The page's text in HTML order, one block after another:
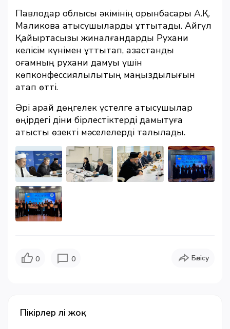
Павлодар облысы әкімінің орынбасары А.Қ.
Маликова қатысушыларды құттықтады. Айгүл
Қайыртасқызы жиналғандарды Рухани
келісім күнімен құттықтап, қазақстандық
қоғамның рухани дамуы үшін
көпконфессиялылықтың маңыздылығын
атап өтті.
Әрі қарай дөңгелек үстелге қатысушылар
өңірдегі діни бірлестіктерді дамытуға
қатысты өзекті мәселелерді талқылады.
0 0 Бөлісу
Пікірлер әлі жоқ